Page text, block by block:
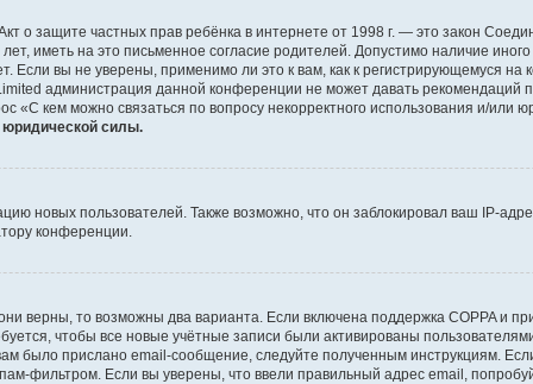
о защите частных прав ребёнка в интернете от 1998 г. — это закон
иметь на это письменное согласие родителей. Допустимо наличие
вы не уверены, применимо ли это к вам, как к регистрирующемуся на
администрация данной конференции не может давать рекомендаций
«С кем можно связаться по вопросу некорректного использования и/или
юридической силы.
новых пользователей. Также возможно, что он заблокировал ваш IP-
конференции.
верны, то возможны два варианта. Если включена поддержка COPPA и
чтобы все новые учётные записи были активированы
было прислано email-сообщение, следуйте полученным инструкциям.
фильтром. Если вы уверены, что ввели правильный адрес email,